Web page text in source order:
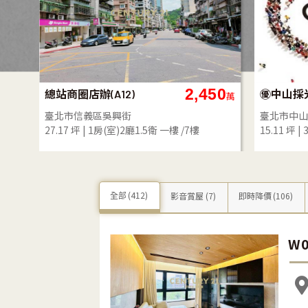
3,380萬
(253)大安公園電梯採光
臺北市大安區瑞安街
60.35 坪
4房(室)2廳2衛6樓 /6樓
臺北市大
79.48 坪
全部 (412) 影音賞屋 (7) 即時降價(106)